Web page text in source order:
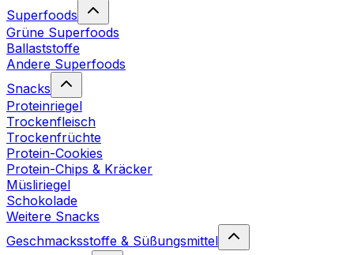
Superfoods
Grüne Superfoods
Ballaststoffe
Andere Superfoods
Snacks
Proteinriegel
Trockenfleisch
Trockenfrüchte
Protein-Cookies
Protein-Chips & Kräcker
Müsliriegel
Schokolade
Weitere Snacks
Geschmacksstoffe & Süßungsmittel